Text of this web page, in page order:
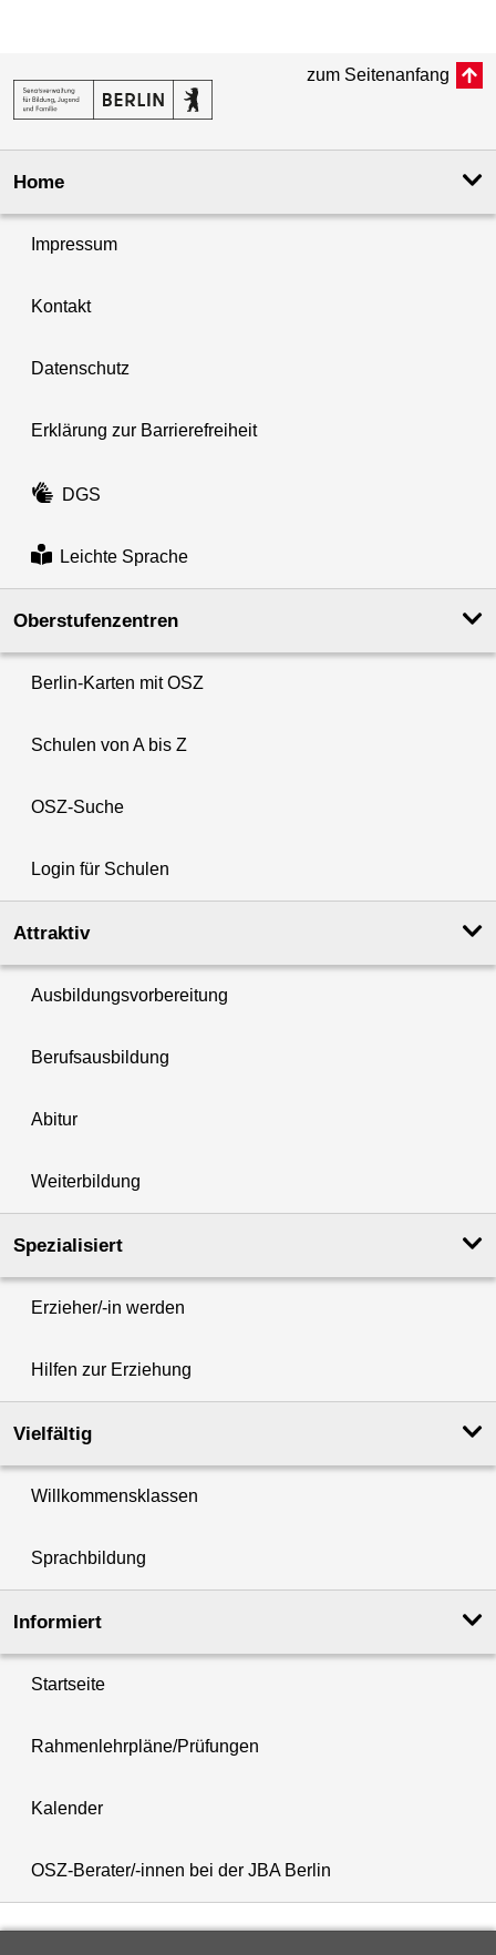
zum Seitenanfang
Home
Impressum
Kontakt
Datenschutz
Erklärung zur Barrierefreiheit
DGS
Leichte Sprache
Oberstufenzentren
Berlin-Karten mit OSZ
Schulen von A bis Z
OSZ-Suche
Login für Schulen
Attraktiv
Ausbildungsvorbereitung
Berufsausbildung
Abitur
Weiterbildung
Spezialisiert
Erzieher/-in werden
Hilfen zur Erziehung
Vielfältig
Willkommensklassen
Sprachbildung
Informiert
Startseite
Rahmenlehrpläne/Prüfungen
Kalender
OSZ-Berater/-innen bei der JBA Berlin